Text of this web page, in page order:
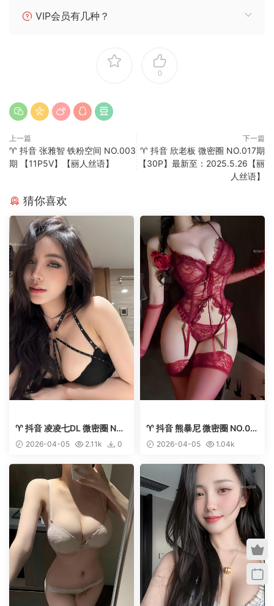
VIP会员有几种？
0
上一篇
♈ 抖音 张雅智 铁粉空间 NO.003
期 【11P5V】【丽人丝语】
下一篇
♈ 抖音 欣老板 微密圈 NO.017期
【30P】最新至：2025.5.26【丽
人丝语】
猜你喜欢
♈ 抖音 凌凌七DL 微密圈 NO.
009期 【34P1V】最新至：2
2026-04-05 2.11k
0
♈ 抖音 熊暴尼 微密圈 NO.01
0期 【26P1V】最新至：202
2026-04-05
1.04k